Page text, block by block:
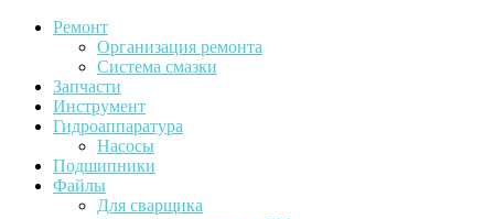
Ремонт
Организация ремонта
Система смазки
Запчасти
Инструмент
Гидроаппаратура
Насосы
Подшипники
Файлы
Для сварщика